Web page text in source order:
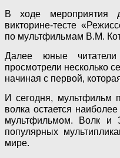
В ходе мероприятия
викторине-тесте
по мультфильмам В.М.
Далее юные
просмотрели несколько
начиная с первой,
И сегодня, мультфильм
волка остается
мультфильмом. Волк и
популярных
мире.